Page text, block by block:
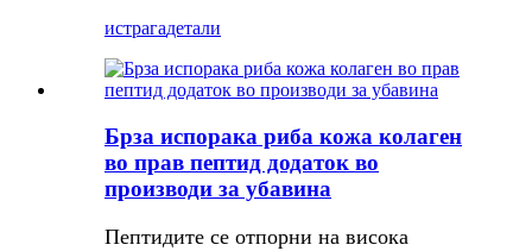
истрагадетали
Брза испорака риба кожа колаген
во прав пептид додаток во
производи за убавина
Пептидите се отпорни на висока